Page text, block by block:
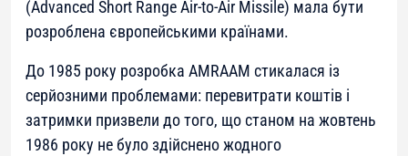
(Advanced Short Range Air-to-Air Missile) мала бути
розроблена європейськими країнами.
До 1985 року розробка AMRAAM стикалася із
серйозними проблемами: перевитрати коштів і
затримки призвели до того, що станом на жовтень
1986 року не було здійснено жодного